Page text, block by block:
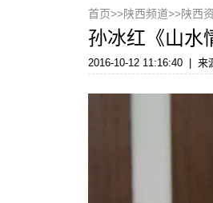
首页>>陕西频道>>陕西
孙冰红《山水
2016-10-12 11:16:40 来